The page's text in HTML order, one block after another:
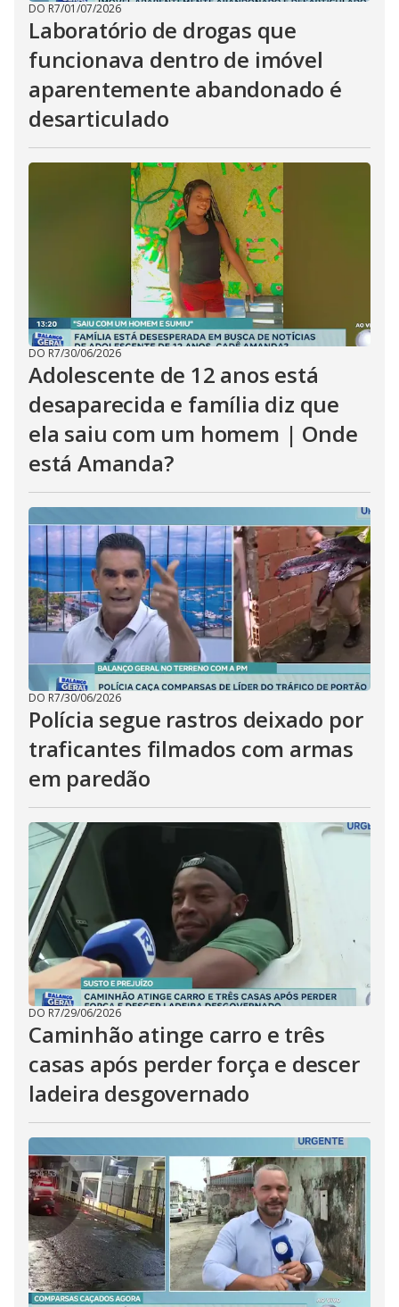
DO R7/01/07/2026
Laboratório de drogas que
funcionava dentro de imóvel
aparentemente abandonado é
desarticulado
DO R7/30/06/2026
Adolescente de 12 anos está
desaparecida e família diz que
ela saiu com um homem | Onde
está Amanda?
DO R7/30/06/2026
Polícia segue rastros deixado por
traficantes filmados com armas
em paredão
DO R7/29/06/2026
Caminhão atinge carro e três
casas após perder força e descer
ladeira desgovernado